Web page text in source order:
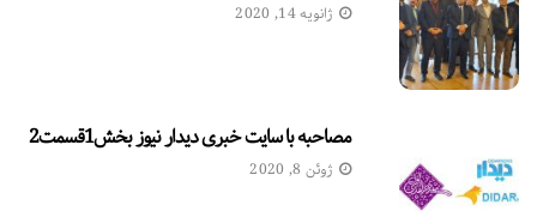
ژانویه 14, 2020
مصاحبه با سایت خبری دیدار نیوز بخش1قسمت2
ژوئن 8, 2020